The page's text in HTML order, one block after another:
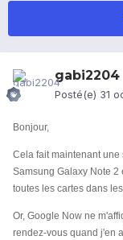
gabi2204
Posté(e) 31
Bonjour,
Cela fait maintenant
Samsung Galaxy Note
toutes les cartes dans
Or, Google Now ne
rendez-vous quand j'en